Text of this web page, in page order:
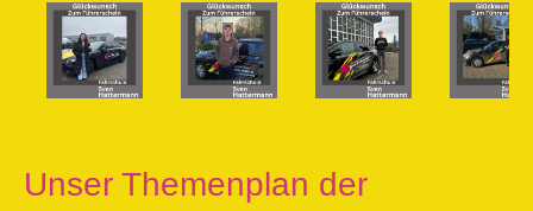
Unser Themenplan der